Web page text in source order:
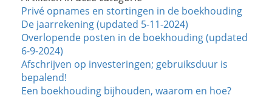
Privé opnames en stortingen in de boekhouding
De jaarrekening (updated 5-11-2024)
Overlopende posten in de boekhouding (updated
6-9-2024)
Afschrijven op investeringen; gebruiksduur is
bepalend!
Een boekhouding bijhouden, waarom en hoe?